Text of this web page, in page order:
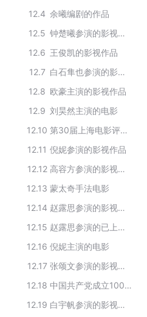
12.4 余曦编剧的作品
12.5
钟楚曦参演的影视作品
12.6 王俊凯的影视作品
12.7
白石隼也参演的影视作品
12.8 欧豪主演的影视作品
12.9 刘昊然主演的电影
12.10
第30届上海电影评论学会获奖名单
12.11 倪妮参演的影视作品
12.12
高容方参演的影视作品
12.13 蒙太奇手法电影
12.14
赵露思参演的影视作品
12.15
赵露思参演的已上映影视剧作品
12.16 倪妮主演的电影
12.17
张颂文参演的影视作品
12.18
中国共产党成立100周年庆祝活动
12.19
白宇帆参演的影视作品